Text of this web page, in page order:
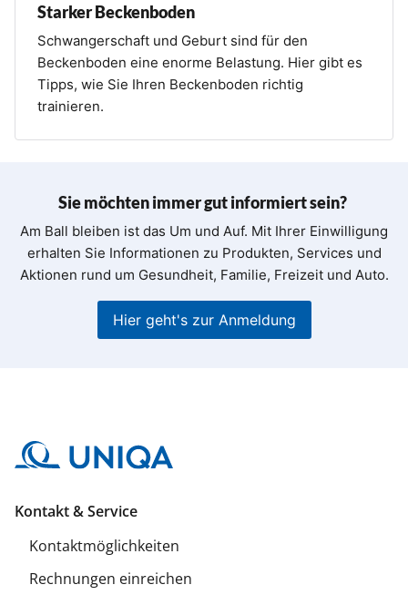
Starker Beckenboden
Schwangerschaft und Geburt sind für den
Beckenboden eine enorme Belastung. Hier gibt es
Tipps, wie Sie Ihren Beckenboden richtig
trainieren.
Sie möchten immer gut informiert sein?
Am Ball bleiben ist das Um und Auf. Mit Ihrer Einwilligung
erhalten Sie Informationen zu Produkten, Services und
Aktionen rund um Gesundheit, Familie, Freizeit und Auto.
Hier geht's zur Anmeldung
Kontakt & Service
Kontaktmöglichkeiten
Rechnungen einreichen